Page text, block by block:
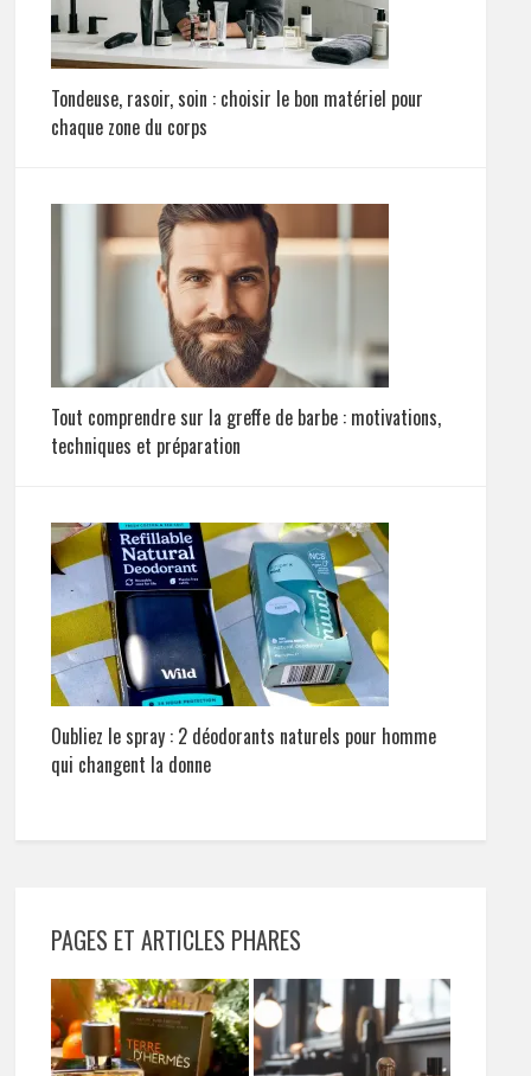
Tondeuse, rasoir, soin : choisir le bon matériel pour
chaque zone du corps
Tout comprendre sur la greffe de barbe : motivations,
techniques et préparation
Oubliez le spray : 2 déodorants naturels pour homme
qui changent la donne
PAGES ET ARTICLES PHARES